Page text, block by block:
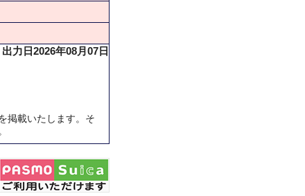
出力日2026年08月07日
掲載いたします。そ